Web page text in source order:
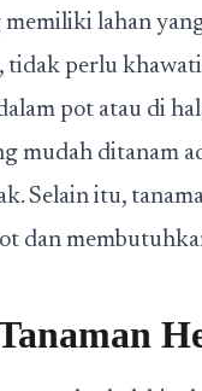
lahan
perlu
pot atau di
mudah ditanam
Selain itu,
dan